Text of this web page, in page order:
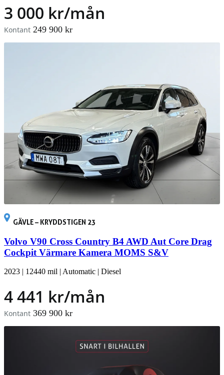
3 000 kr/mån
Kontant 249 900 kr
GÄVLE – KRYDDSTIGEN 23
Volvo V90 Cross Country B4 AWD Aut Core Drag
Cockpit Värmare Kamera MOMS S&V
2023 | 12440 mil | Automatic | Diesel
4 441 kr/mån
Kontant 369 900 kr